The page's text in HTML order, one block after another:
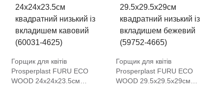
Горщик для квітів
Prosperplast FURU ECO
WOOD 24х24х23.5см
Горщик для квітів
Prosperplast FURU ECO
WOOD 29.5х29.5х29см